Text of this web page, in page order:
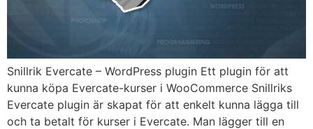
Snillrik Evercate – WordPress plugin Ett plugin för att
kunna köpa Evercate-kurser i WooCommerce Snillriks
Evercate plugin är skapat för att enkelt kunna lägga till
och ta betalt för kurser i Evercate. Man lägger till en